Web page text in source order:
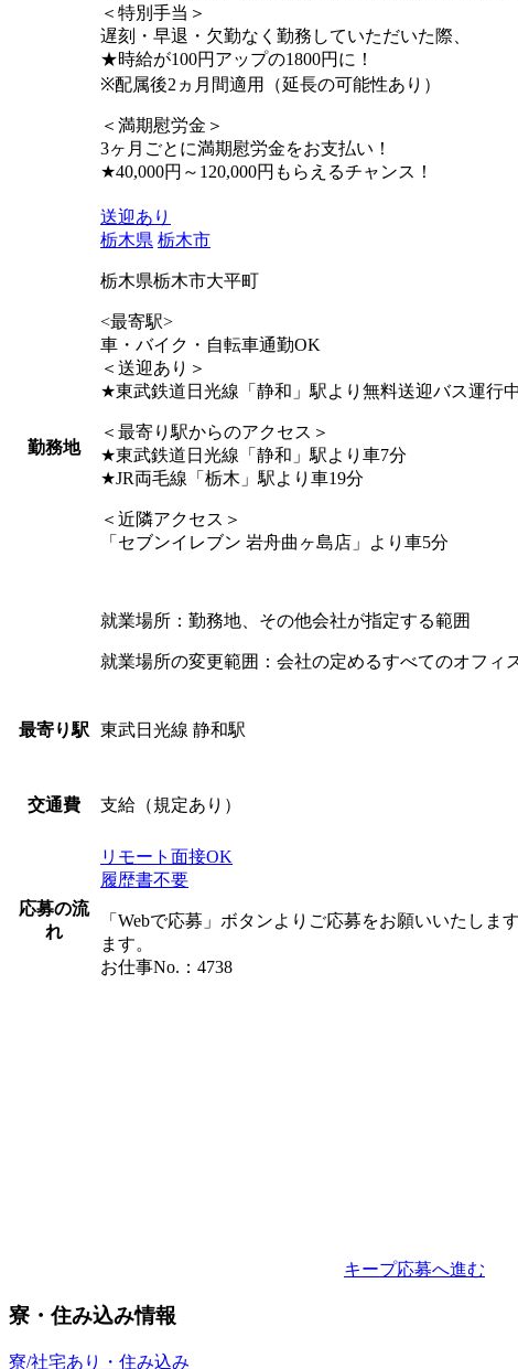
＜特別手当＞
遅刻・早退・欠勤なく勤務していただいた際、
★時給が100円アップの1800円に！
※配属後2ヵ月間適用（延長の可能性あり）
＜満期慰労金＞
3ヶ月ごとに満期慰労金をお支払い！
★40,000円～120,000円もらえるチャンス！
勤務地
送迎あり
栃木県 栃木市
栃木県栃木市大平町
<最寄駅>
車・バイク・自転車通勤OK
＜送迎あり＞
★東武鉄道日光線「静和」駅より無料送迎バス運行中
＜最寄り駅からのアクセス＞
★東武鉄道日光線「静和」駅より車7分
★JR両毛線「栃木」駅より車19分
＜近隣アクセス＞
「セブンイレブン 岩舟曲ヶ島店」より車5分
就業場所：勤務地、その他会社が指定する範囲
就業場所の変更範囲：会社の定めるすべてのオフィ
最寄り駅 東武日光線 静和駅
交通費 支給（規定あり）
応募の流
れ
リモート面接OK
履歴書不要
「Webで応募」ボタンよりご応募をお願いいたし
ます。
お仕事No.：4738
キープ応募へ進む
寮・住み込み情報
寮/社宅あり・住み込み